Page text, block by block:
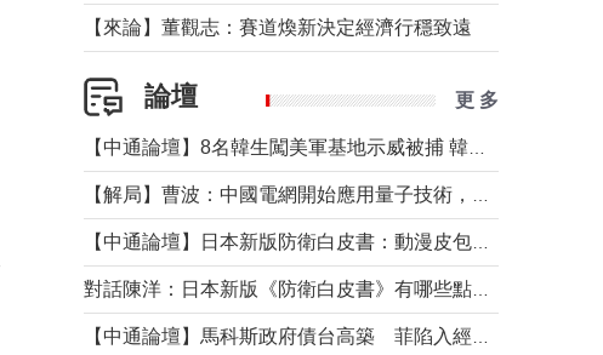
【來論】董觀志：賽道煥新決定經濟行穩致遠
論壇 更 多